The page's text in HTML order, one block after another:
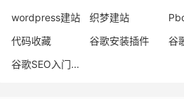
wordpress建站 织梦建站
代码收藏
谷歌安装插件
谷
谷歌SEO入门到精通